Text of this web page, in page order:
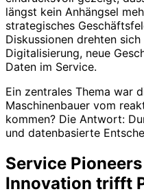
längst kein Anhängsel
strategisches
Diskussionen drehten
Digitalisierung, neue
Daten im Service.
Ein zentrales Thema war
Maschinenbauer vom
kommen? Die Antwort:
und datenbasierte
Service
Innovation trifft